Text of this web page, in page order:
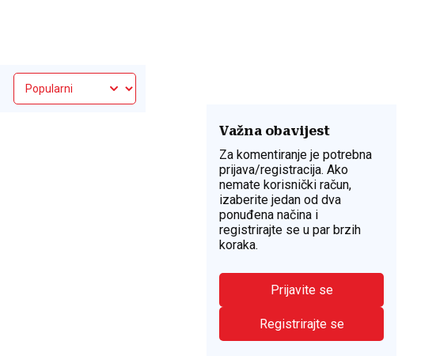
Važna obavijest
Za komentiranje je potrebna
prijava/registracija. Ako
nemate korisnički račun,
izaberite jedan od dva
ponuđena načina i
registrirajte se u par brzih
koraka.
Prijavite se
Registrirajte se